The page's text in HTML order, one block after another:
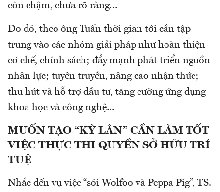
còn chậm, chưa rõ ràng…
Do đó, theo ông Tuấn thời gian tới cần tập
trung vào các nhóm giải pháp như hoàn thiện
cơ chế, chính sách; đẩy mạnh phát triển nguồn
nhân lực; tuyên truyền, nâng cao nhận thức;
thu hút và hỗ trợ đầu tư, tăng cường ứng dụng
khoa học và công nghệ…
MUỐN TẠO “KỲ LÂN” CẦN LÀM TỐT
VIỆC THỰC THI QUYỀN SỞ HỮU TRÍ
TUỆ
Nhắc đến vụ việc “sói Wolfoo và Peppa Pig”, TS.